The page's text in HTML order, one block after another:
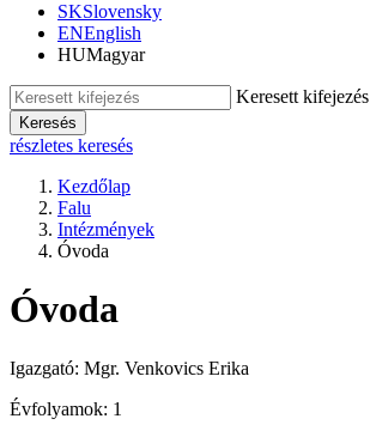
SKSlovensky
ENEnglish
HUMagyar
Keresett kifejezés
Keresés
részletes keresés
Kezdőlap
Falu
Intézmények
Óvoda
Óvoda
Igazgató: Mgr. Venkovics Erika
Évfolyamok: 1